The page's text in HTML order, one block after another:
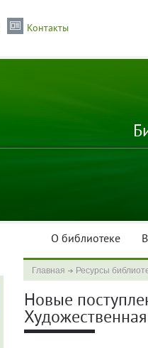
Контакты
О библиотеке
Главная Ресурсы
Новые